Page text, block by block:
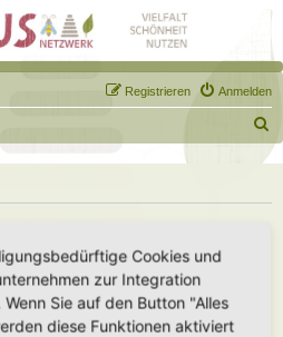
Anmelden
Registrieren
u
h
in deinem Profil hinterlegt ist. Diese hast du
in deinem persönlichen Bereich
Cookies und
zur Integration
Sie auf den Button "Alles
diese Funktionen aktiviert